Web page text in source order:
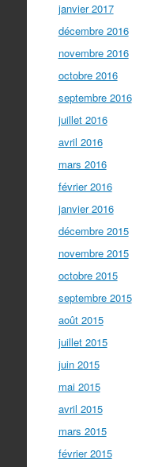
janvier 2017
décembre 2016
novembre 2016
octobre 2016
septembre 2016
juillet 2016
avril 2016
mars 2016
février 2016
janvier 2016
décembre 2015
novembre 2015
octobre 2015
septembre 2015
août 2015
juillet 2015
juin 2015
mai 2015
avril 2015
mars 2015
février 2015